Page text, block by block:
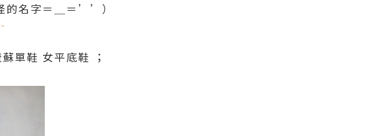
的名字＝＿＝’’）
單鞋 女平底鞋 ；